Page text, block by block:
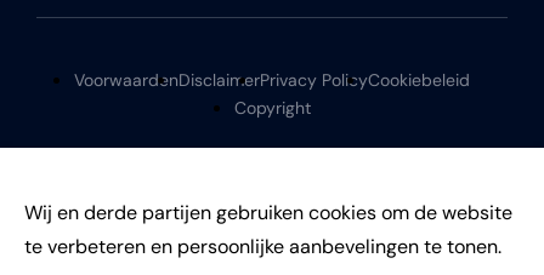
Wij en derde partijen gebruiken cookies om de website
te verbeteren en persoonlijke aanbevelingen te tonen.
VoorwaardenDisclaimerPrivacy PolicyCookiebeleid
Copyright